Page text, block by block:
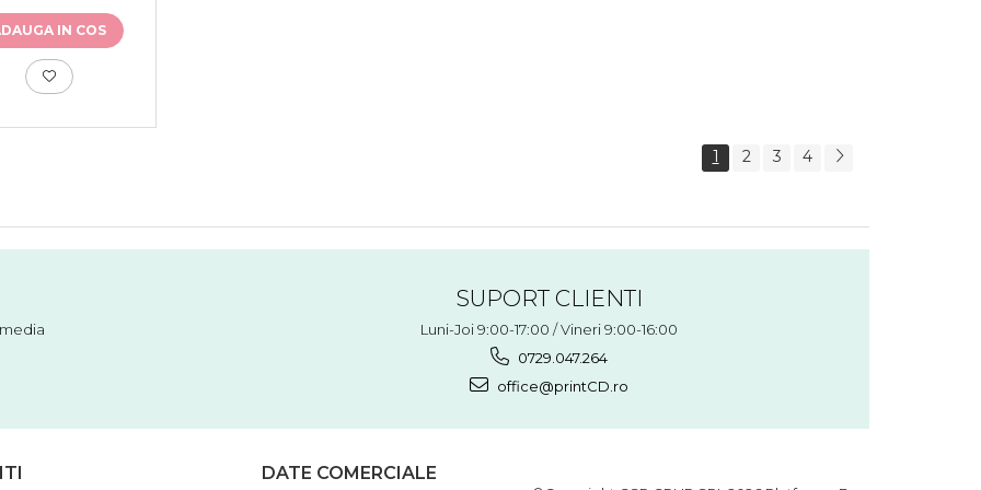
IN COS
1 2 3 4
SUPORT CLIENTI
Luni-Joi 9:00-17:00 / Vineri 9:00-16:00
0729.047.264
office@printCD.ro
DATE COMERCIALE